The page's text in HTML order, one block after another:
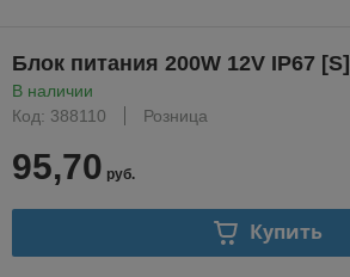
Блок питания 200W 12V IP67 [S]
В наличии
Код: 388110
Розница
95,70 руб.
Купить